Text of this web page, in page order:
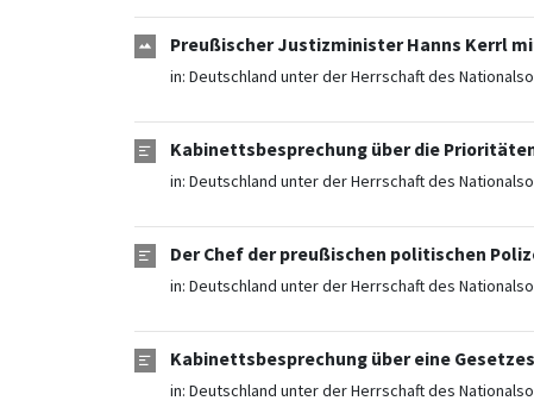
Preußischer Justizminister Hanns Kerrl
in: Deutschland unter der Herrschaft des
Kabinettsbesprechung über die
in: Deutschland unter der Herrschaft des
Der Chef der preußischen politischen
in: Deutschland unter der Herrschaft des
Kabinettsbesprechung über eine
in: Deutschland unter der Herrschaft des